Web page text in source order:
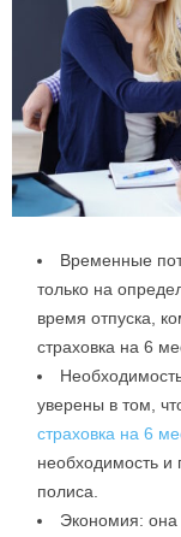
Временные
только на
время отпуска,
страховка на 6
уверены в том,
страховка на 6
необходимость и
полиса.
Экономия: она